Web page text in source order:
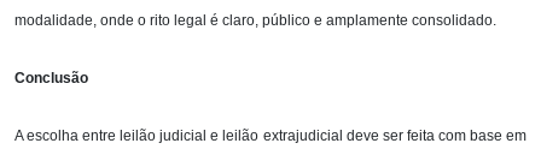
modalidade, onde o rito legal é claro, público e amplamente consolidado.
Conclusão
A escolha entre leilão judicial e leilão extrajudicial deve ser feita com base em